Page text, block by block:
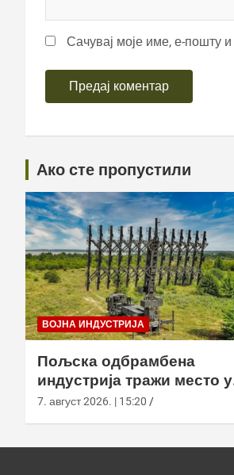
Сачувај моје име, е-пошту
Ако сте пропустили
ВОЈНА ИНДУСТРИЈА
Пољска одбрамбена
индустрија тражи место у
европском
7. август 2026. | 15:20